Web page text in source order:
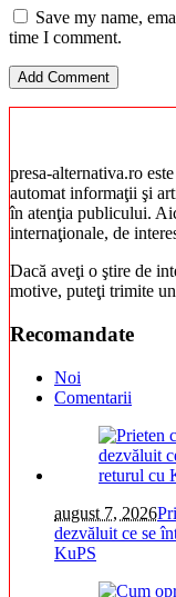
Save my name,
time I comment.
presa-alternativa.ro
automat informaţii şi
în atenţia publicului.
internaţionale, de
Dacă aveţi o ştire de
motive, puteţi trimite
Recomandate
Noi
Comentarii
august 7, 2026
dezvăluit ce se
KuPS